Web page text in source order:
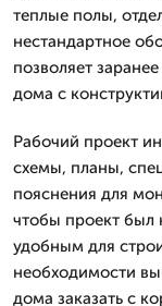
теплые полы,
нестандартное
позволяет
дома с
Рабочий проект
схемы, планы,
пояснения для
чтобы проект был
удобным для
необходимости
дома заказать с